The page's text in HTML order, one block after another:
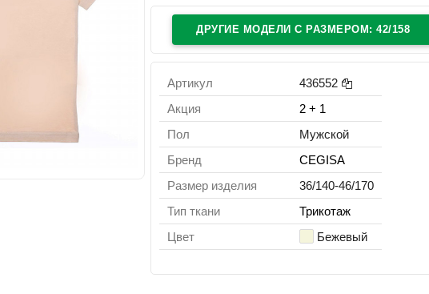
ДРУГИЕ МОДЕЛИ C РАЗМЕРОМ: 42/158
Артикул
436552
Акция
2 + 1
Пол
Мужской
Бренд
CEGISA
Размер изделия
36/140-46/170
Тип ткани
Трикотаж
Цвет
Бежевый